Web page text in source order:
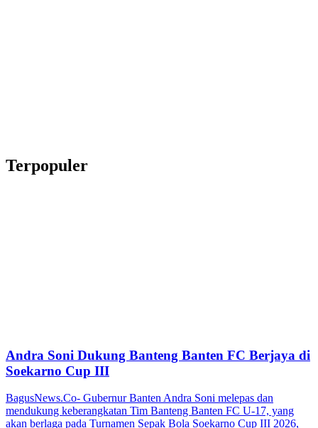
Terpopuler
Andra Soni Dukung Banteng Banten FC Berjaya di
Soekarno Cup III
BagusNews.Co- Gubernur Banten Andra Soni melepas dan
mendukung keberangkatan Tim Banteng Banten FC U-17, yang
akan berlaga pada Turnamen Sepak Bola Soekarno Cup III 2026,